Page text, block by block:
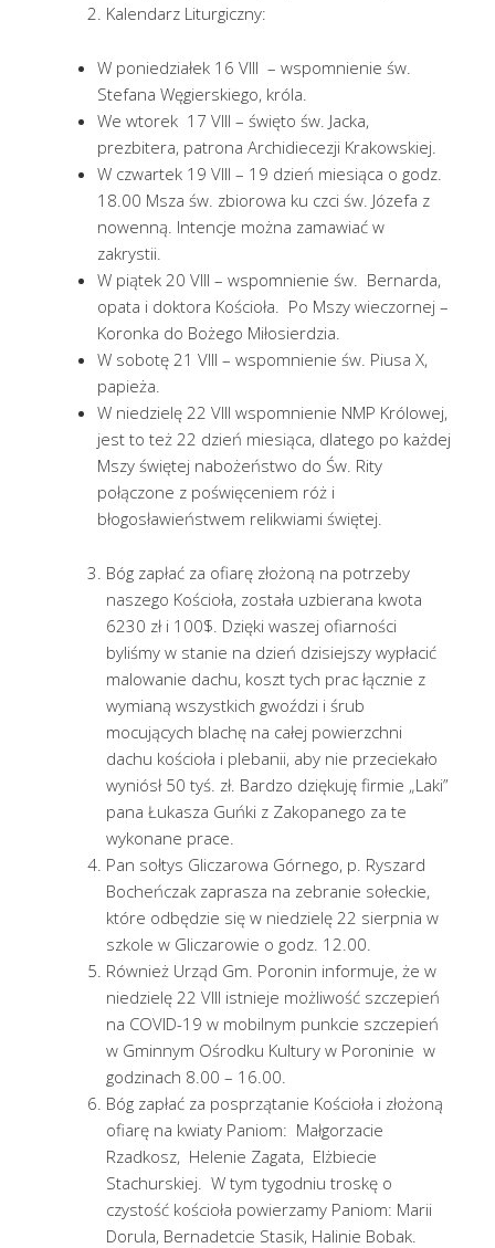
Kalendarz Liturgiczny:
W poniedziałek 16 VIII – wspomnienie św.
Stefana Węgierskiego, króla.
We wtorek 17 VIII – święto św. Jacka,
prezbitera, patrona Archidiecezji Krakowskiej.
W czwartek 19 VIII – 19 dzień miesiąca o godz.
18.00 Msza św. zbiorowa ku czci św. Józefa z
nowenną. Intencje można zamawiać w
zakrystii.
W piątek 20 VIII – wspomnienie św. Bernarda,
opata i doktora Kościoła. Po Mszy wieczornej –
Koronka do Bożego Miłosierdzia.
W sobotę 21 VIII – wspomnienie św. Piusa X,
papieża.
W niedzielę 22 VIII wspomnienie NMP Królowej,
jest to też 22 dzień miesiąca, dlatego po każdej
Mszy świętej nabożeństwo do Św. Rity
połączone z poświęceniem róż i
błogosławieństwem relikwiami świętej.
Bóg zapłać za ofiarę złożoną na potrzeby
naszego Kościoła, została uzbierana kwota
6230 zł i 100$. Dzięki waszej ofiarności
byliśmy w stanie na dzień dzisiejszy wypłacić
malowanie dachu, koszt tych prac łącznie z
wymianą wszystkich gwoździ i śrub
mocujących blachę na całej powierzchni
dachu kościoła i plebanii, aby nie przeciekało
wyniósł 50 tyś. zł. Bardzo dziękuję firmie „Laki”
pana Łukasza Guńki z Zakopanego za te
wykonane prace.
Pan sołtys Gliczarowa Górnego, p. Ryszard
Bocheńczak zaprasza na zebranie sołeckie,
które odbędzie się w niedzielę 22 sierpnia w
szkole w Gliczarowie o godz. 12.00.
Również Urząd Gm. Poronin informuje, że w
niedzielę 22 VIII istnieje możliwość szczepień
na COVID-19 w mobilnym punkcie szczepień
w Gminnym Ośrodku Kultury w Poroninie w
godzinach 8.00 – 16.00.
Bóg zapłać za posprzątanie Kościoła i złożoną
ofiarę na kwiaty Paniom: Małgorzacie
Rzadkosz, Helenie Zagata, Elżbiecie
Stachurskiej. W tym tygodniu troskę o
czystość kościoła powierzamy Paniom: Marii
Dorula, Bernadetcie Stasik, Halinie Bobak.